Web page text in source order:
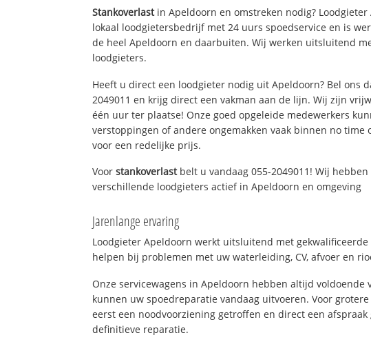
Stankoverlastin Apeldoorn en omstreken nodig? Loodgieter
lokaal loodgietersbedrijf met 24 uurs spoedservice en is
de heel Apeldoorn en daarbuiten. Wij werken uitsluitend
loodgieters.
Heeft u direct een loodgieter nodig uit Apeldoorn? Bel ons
2049011 en krijg direct een vakman aan de lijn. Wij zijn
één uur ter plaatse! Onze goed opgeleide medewerkers
verstoppingen of andere ongemakken vaak binnen no time
voor een redelijke prijs.
Voorstankoverlastbelt u vandaag 055-2049011! Wij hebben
verschillende loodgieters actief in Apeldoorn en omgeving
Jarenlange ervaring
Loodgieter Apeldoorn werkt uitsluitend met
helpen bij problemen met uw waterleiding, CV, afvoer en
Onze servicewagens in Apeldoorn hebben altijd voldoende
kunnen uw spoedreparatie vandaag uitvoeren. Voor
eerst een noodvoorziening getroffen en direct een afspraak
definitieve reparatie.